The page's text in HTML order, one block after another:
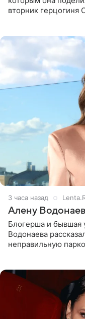
вторник герцогиня
3 часа назад
Алену
Блогерша и бывшая
Водонаева
неправильную